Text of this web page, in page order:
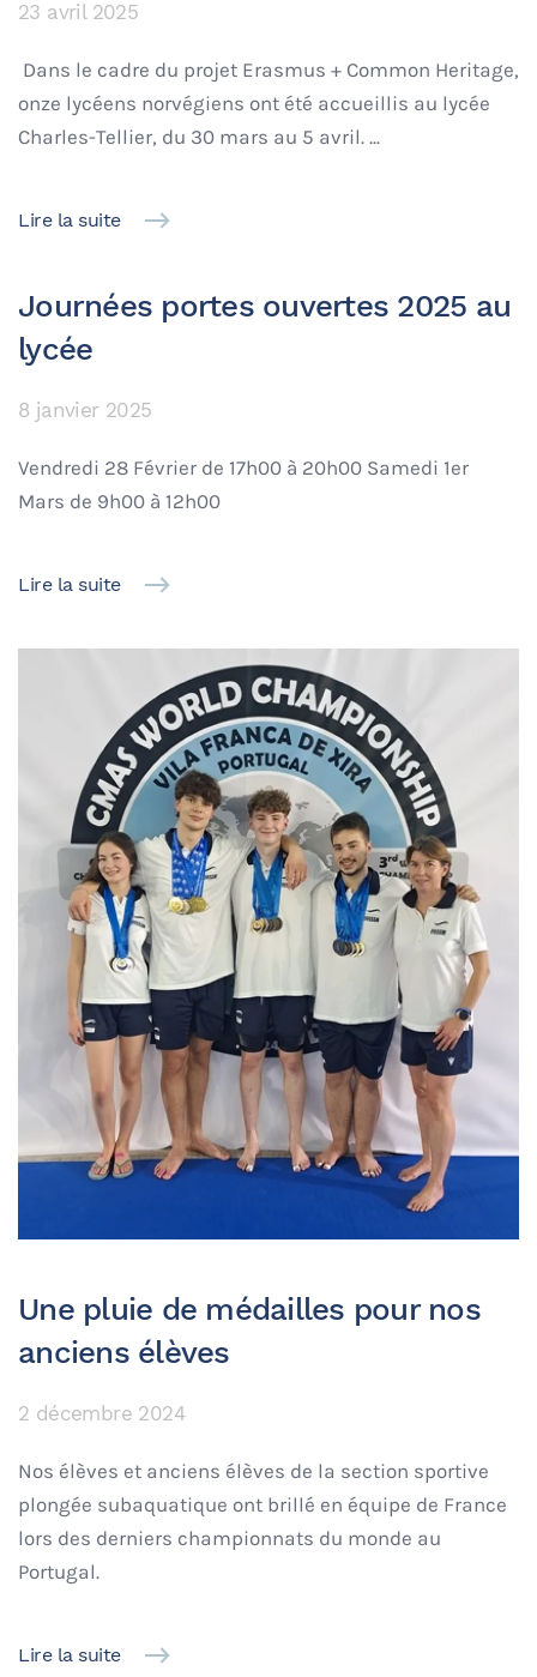
23 avril 2025
Dans le cadre du projet Erasmus + Common Heritage,
onze lycéens norvégiens ont été accueillis au lycée
Charles-Tellier, du 30 mars au 5 avril. ...
Lire la suite
Journées portes ouvertes 2025 au
lycée
8 janvier 2025
Vendredi 28 Février de 17h00 à 20h00 Samedi 1er
Mars de 9h00 à 12h00
Lire la suite
Une pluie de médailles pour nos
anciens élèves
2 décembre 2024
Nos élèves et anciens élèves de la section sportive
plongée subaquatique ont brillé en équipe de France
lors des derniers championnats du monde au
Portugal.
Lire la suite